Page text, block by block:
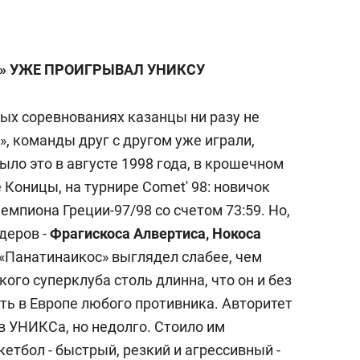
УЖЕ ПРОИГРЫВАЛ УНИКСУ
соревнованиях казанцы ни разу не
команды друг с другом уже играли,
это в августе 1998 года, в крошечном
на турнире Comet' 98: новичок
Греции-97/98 со счетом 73:59. Но,
-Фрагискоса Алвертиса, Нокоса
выглядел слабее, чем
суперклуба столь длинна, что он и без
в Европе любого противника. Авторитет
УНИКСа, но недолго. Стоило им
- быстрый, резкий и агрессивный -